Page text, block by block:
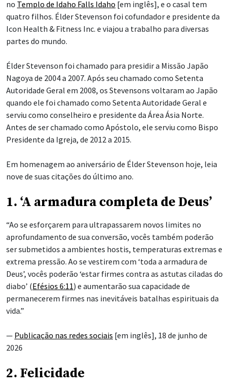
no Templo de Idaho Falls Idaho [em inglês], e o casal tem
quatro filhos. Élder Stevenson foi cofundador e presidente da
Icon Health & Fitness Inc. e viajou a trabalho para diversas
partes do mundo.
Élder Stevenson foi chamado para presidir a Missão Japão
Nagoya de 2004 a 2007. Após seu chamado como Setenta
Autoridade Geral em 2008, os Stevensons voltaram ao Japão
quando ele foi chamado como Setenta Autoridade Geral e
serviu como conselheiro e presidente da Área Ásia Norte.
Antes de ser chamado como Apóstolo, ele serviu como Bispo
Presidente da Igreja, de 2012 a 2015.
Em homenagem ao aniversário de Élder Stevenson hoje, leia
nove de suas citações do último ano.
1. ‘A armadura completa de Deus’
“Ao se esforçarem para ultrapassarem novos limites no
aprofundamento de sua conversão, vocês também poderão
ser submetidos a ambientes hostis, temperaturas extremas e
extrema pressão. Ao se vestirem com ‘toda a armadura de
Deus’, vocês poderão ‘estar firmes contra as astutas ciladas do
diabo’ (Efésios 6:11) e aumentarão sua capacidade de
permanecerem firmes nas inevitáveis batalhas espirituais da
vida.”
— Publicação nas redes sociais [em inglês], 18 de junho de
2026
2. Felicidade